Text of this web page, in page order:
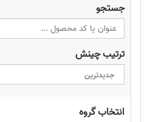
جستجو
ترتیب چینش
انتخاب گروه